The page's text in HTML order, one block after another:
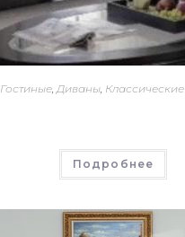
Гостиные,Диваны,
Подробнее